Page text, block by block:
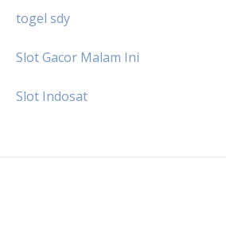
togel sdy
Slot Gacor Malam Ini
Slot Indosat